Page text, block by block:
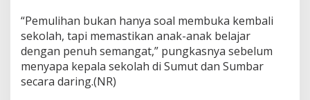
“Pemulihan bukan hanya soal membuka kembali
sekolah, tapi memastikan anak-anak belajar
dengan penuh semangat,” pungkasnya sebelum
menyapa kepala sekolah di Sumut dan Sumbar
secara daring.(NR)